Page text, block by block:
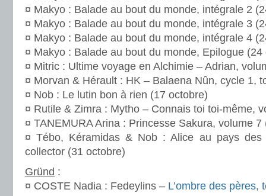
¤ Makyo : Balade au bout du monde, intégrale 2
¤ Makyo : Balade au bout du monde, intégrale 3
¤ Makyo : Balade au bout du monde, intégrale 4
¤ Makyo : Balade au bout du monde, Epilogue (24
¤ Mitric : Ultime voyage en Alchimie – Adrian,
¤ Morvan & Hérault : HK – Balaena Nûn, cycle 1,
¤ Nob : Le lutin bon à rien (17 octobre)
¤ Rutile & Zimra : Mytho – Connais toi toi-même,
¤ TANEMURA Arina : Princesse Sakura, volume 7
¤ Tébo, Kéramidas & Nob : Alice au pays des
collector (31 octobre)
Gründ :
¤ COSTE Nadia : Fedeylins – L’ombre des pères,